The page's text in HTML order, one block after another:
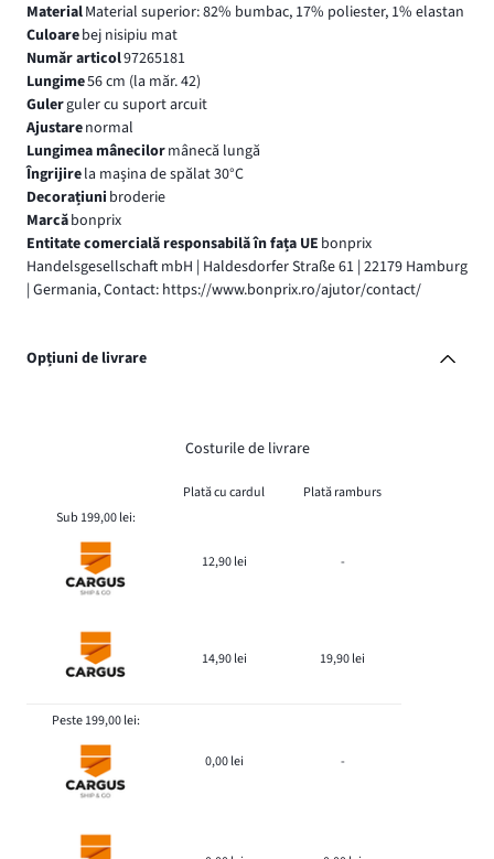
MaterialMaterial superior: 82% bumbac, 17% poliester, 1% elastan
Culoarebej nisipiu mat
Număr articol97265181
Lungime56 cm (la măr. 42)
Gulerguler cu suport arcuit
Ajustarenormal
Lungimea mânecilormânecă lungă
Îngrijirela maşina de spălat 30°C
Decorațiuni broderie
Marcăbonprix
Entitate comercială responsabilă în fața UE bonprix
Handelsgesellschaft mbH | Haldesdorfer Straße 61 | 22179 Hamburg
| Germania, Contact: https://www.bonprix.ro/ajutor/contact/
Opțiuni de livrare
Costurile de livrare
Plată cu cardul
Plată ramburs
Sub 199,00 lei:
12,90 lei -
14,90 lei 19,90 lei
Peste 199,00 lei:
0,00 lei -